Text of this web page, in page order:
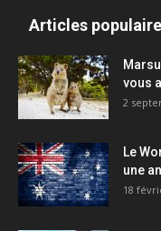
Articles
vous
2
Le
une
18